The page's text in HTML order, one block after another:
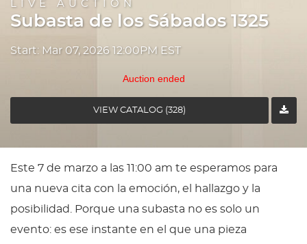
LIVE AUCTION
Subasta de los Sábados 1325
Start: Mar 07, 2026 12:00PM EST
Auction ended
VIEW CATALOG (328)
Este 7 de marzo a las 11:00 am te esperamos para
una nueva cita con la emoción, el hallazgo y la
posibilidad. Porque una subasta no es solo un
evento: es ese instante en el que una pieza